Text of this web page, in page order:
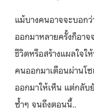
แม้บางคนอาจจะบอก
ออกมาหลายครั้งก็อาจ
ชีวิตหรือสร้างแผลใจ
คนออกมาเตือนผ่านโ
ออกมาให้เห็น แต่กลั
ซ้ำๆ จนถึงตอนนี้..